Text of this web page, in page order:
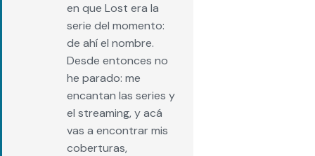
en que Lost era la
serie del momento:
de ahí el nombre.
Desde entonces no
he parado: me
encantan las series y
el streaming, y acá
vas a encontrar mis
coberturas,